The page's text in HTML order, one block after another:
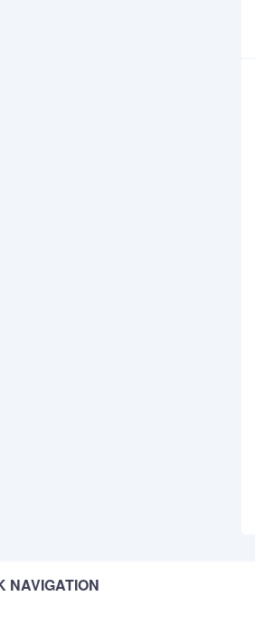
NAVIGATION